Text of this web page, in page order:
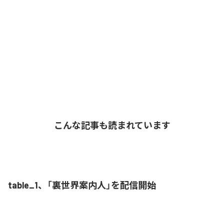
こんな記事も読まれています
table_1、「裏世界案内人」を配信開始